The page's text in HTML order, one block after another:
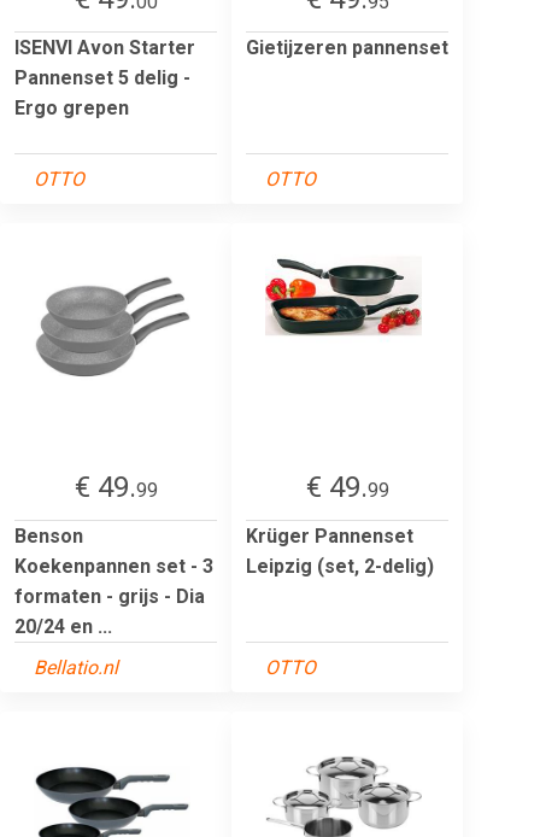
ISENVI Avon Starter
Pannenset 5 delig -
Ergo grepen
OTTO
Gietijzeren pannenset
OTTO
€ 49.99
Benson
Koekenpannen set - 3
formaten - grijs - Dia
20/24 en ...
Bellatio.nl
€ 49.99
Krüger Pannenset
Leipzig (set, 2-delig)
OTTO